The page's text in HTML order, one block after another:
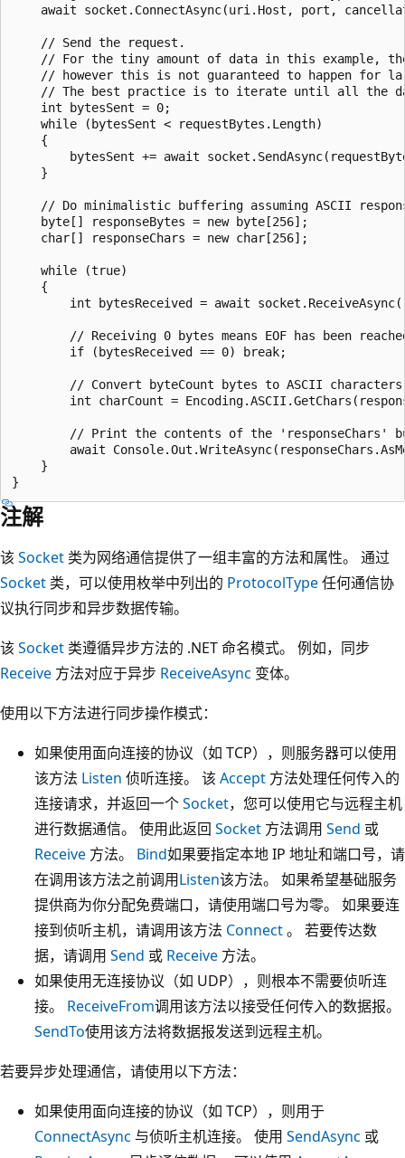
await socket.ConnectAsync(uri.Host, port,
    // Send the request.
// For the tiny amount of data in this example,
// however this is not guaranteed to happen for
// The best practice is to iterate until all the
    int bytesSent = 0;
    while (bytesSent < requestBytes.Length)
    {
bytesSent += await
    }
// Do minimalistic buffering assuming ASCII
    byte[] responseBytes = new byte[256];
    char[] responseChars = new char[256];
    while (true)
    {
int bytesReceived = await
// Receiving 0 bytes means EOF has been
        if (bytesReceived == 0) break;
// Convert byteCount bytes to ASCII
int charCount =
// Print the contents of the 'responseChars'
await
    }
注解
该 Socket 类为网络通信提供了一组丰富的方法和属性。 通过
Socket 类，可以使用枚举中列出的 ProtocolType任何通信协
议执行同步和异步数据传输。
该 Socket 类遵循异步方法的 .NET 命名模式。 例如，同步
Receive 方法对应于异步 ReceiveAsync 变体。
使用以下方法进行同步操作模式：
如果使用面向连接的协议（如 TCP），则服务器可以使用
该方法 Listen 侦听连接。 该 Accept 方法处理任何传入的
连接请求，并返回一个Socket，您可以使用它与远程主机
进行数据通信。 使用此返回 Socket 方法调用 Send 或
Receive 方法。 Bind如果要指定本地 IP 地址和端口号，请
在调用该方法之前调用Listen该方法。 如果希望基础服务
提供商为你分配免费端口，请使用端口号为零。 如果要连
接到侦听主机，请调用该方法 Connect。 若要传达数
据，请调用 Send 或 Receive 方法。
如果使用无连接协议（如 UDP），则根本不需要侦听连
接。 ReceiveFrom调用该方法以接受任何传入的数据报。
SendTo使用该方法将数据报发送到远程主机。
若要异步处理通信，请使用以下方法：
如果使用面向连接的协议（如 TCP），则用于
ConnectAsync 与侦听主机连接。 使用 SendAsync 或